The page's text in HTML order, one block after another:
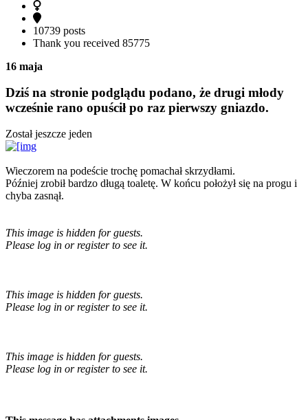
10739 posts
Thank you received 85775
16 maja
Dziś na stronie podglądu podano, że drugi młody
wcześnie rano opuścił po raz pierwszy gniazdo.
Został jeszcze jeden
Wieczorem na podeście trochę pomachał skrzydłami.
Później zrobił bardzo długą toaletę. W końcu położył się na progu i
chyba zasnął.
This image is hidden for guests.
Please log in or register to see it.
This image is hidden for guests.
Please log in or register to see it.
This image is hidden for guests.
Please log in or register to see it.